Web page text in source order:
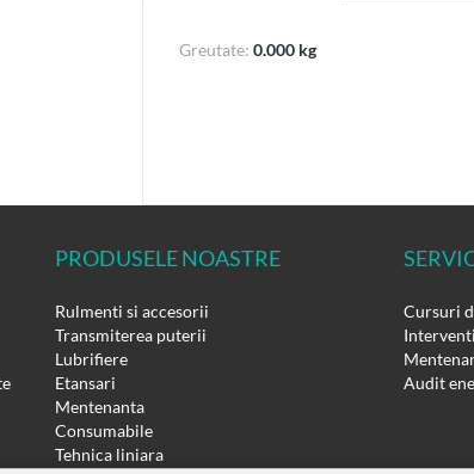
Greutate: 0.000 kg
PRODUSELE NOASTRE
Rulmenti si accesorii
Transmiterea puterii
Lubrifiere
Etansari
Mentenanta
Consumabile
Tehnica liniara
Cursuri
Audit